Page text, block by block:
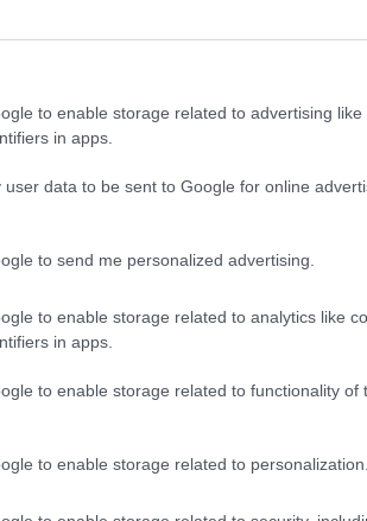
to enable storage related to advertising like
in apps.
user data to be sent to Google for online
to send me personalized advertising.
to enable storage related to analytics like
in apps.
to enable storage related to functionality of
to enable storage related to personalization.
Mayans w/ Adam Ten στο
Bolivar Beach Club